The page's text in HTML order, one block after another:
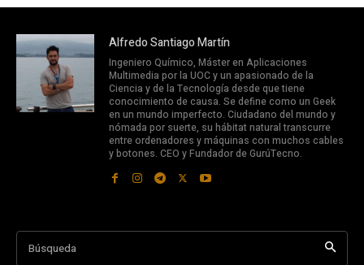
Alfredo Santiago Martín
Ingeniero Químico, Máster en Aplicaciones
Multimedia por la UOC y un apasionado de la
Ciencia y de la Tecnología desde que tiene
conocimiento de causa. Se define como un Geek
en un mundo imperfecto. Ciudadano del mundo y
nómada por suerte, su hábitat natural transcurre
entre ordenadores y máquinas con muchos cables
y botones. CEO y Fundador de GurúTecno.
Búsqueda